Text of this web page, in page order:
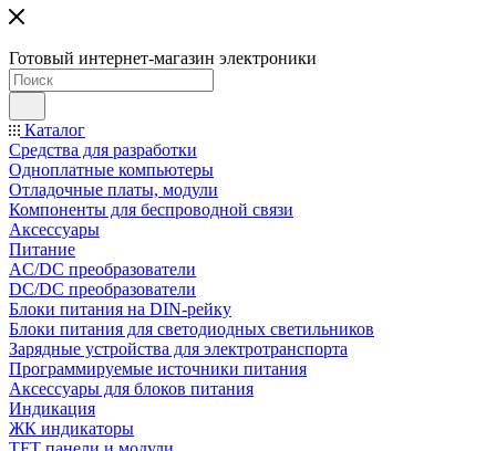
Готовый интернет-магазин электроники
Каталог
Средства для разработки
Одноплатные компьютеры
Отладочные платы, модули
Компоненты для беспроводной связи
Аксессуары
Питание
AC/DC преобразователи
DC/DC преобразователи
Блоки питания на DIN-рейку
Блоки питания для светодиодных светильников
Зарядные устройства для электротранспорта
Программируемые источники питания
Аксессуары для блоков питания
Индикация
ЖК индикаторы